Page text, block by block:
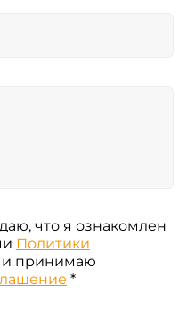
что я ознакомлен
Политики
и принимаю
*